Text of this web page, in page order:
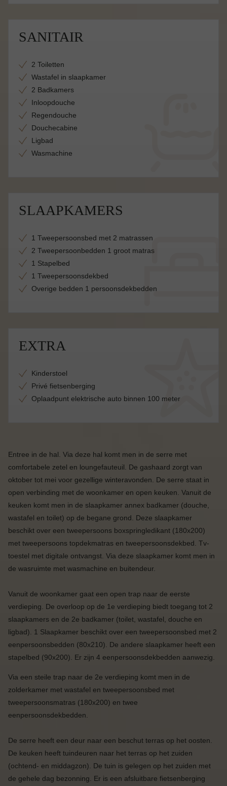
SANITAIR
2 Toiletten
Wastafel in slaapkamer
2 Badkamers
Inloopdouche
Regendouche
Douchecabine
Ligbad
Wasmachine
SLAAPKAMERS
1 Tweepersoonsbed met 2 matrassen
2 Tweepersoonbedden 1 groot matras
1 Stapelbed
1 Tweepersoonsdekbed
Overige bedden 1 persoonsdekbedden
EXTRA
Kinderstoel
Privé fietsenberging
Oplaadpunt elektrische auto binnen 100 meter
Entree in de hal. Via deze hal komt men in de serre met
comfortabele zetel en loungefauteuil. De gashaard zorgt van
oktober tot mei voor gezellige winteravonden. De serre staat in
open verbinding met de woonkamer en open keuken. Vanuit de
keuken komt men in de slaapkamer annex badkamer (douche,
wastafel en toilet) op de begane grond. Deze slaapkamer
beschikt over een tweepersoons boxspringledikant (180x200)
met tweepersoons topdekmatras en tweepersoonsdekbed. Tv-
toestel met digitale ontvangst. Via deze slaapkamer komt men in
de wasruimte met wasmachine en buitendeur.
Vanuit de woonkamer gaat een open trap naar de eerste
verdieping. De overloop op de 1e verdieping biedt toegang tot 2
slaapkamers en de 2e badkamer (toilet, wastafel, douche en
ligbad). 1 Slaapkamer beschikt over een tweepersoonsbed met 2
eenpersoonsbedden (80x210). De andere slaapkamer heeft een
stapelbed (90x200). Er zijn 4 eenpersoonsdekbedden aanwezig.
Via een steile trap naar de 2e verdieping komt men in de
zolderkamer met wastafel en tweepersoonsbed met
tweepersoonsmatras (180x200) en twee
eenpersoonsdekbedden.
De serre heeft een deur naar een beschut terras op het oosten.
De keuken heeft tuindeuren naar het terras op het zuiden
(ochtend- en middagzon). De tuin is gelegen op het zuiden met
de gehele dag bezonning. Er is een afsluitbare fietsenberging